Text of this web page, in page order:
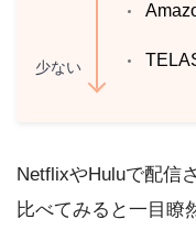
少ない
NetflixやHuluで配信
比べてみると一目瞭